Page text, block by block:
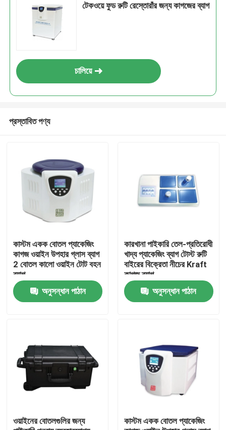
বাড়ি
ভিডিও
টেকওয়ে ফুড রুটি রেস্তোরাঁর জন্য কাগজের ব্যাগ
চালিয়ে
প্রস্তাবিত পণ্য
কাস্টম একক বোতল প্যাকেজিং
কাগজ ওয়াইন উপহার গ্লাস ব্যাগ
2 বোতল কালো ওয়াইন টোট বহন
ব্যাগ
অনুসন্ধান পাঠান
কারখানা পাইকারি তেল-প্রতিরোধী
খাদ্য প্যাকেজিং ব্যাগ টোস্ট রুটি
বাইরের বিক্রেতা নীচের Kraft
কাগজ ব্যাগ
অনুসন্ধান পাঠান
ওয়াইনের বোতলগুলির জন্য
কাস্টম একক বোতল প্যাকেজিং